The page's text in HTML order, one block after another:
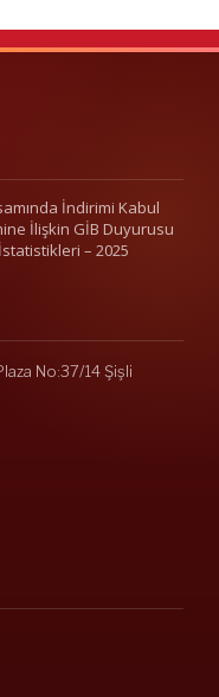
İndirimi Kabul
İlişkin GİB Duyurusu
– 2025
No:37/14 Şişli